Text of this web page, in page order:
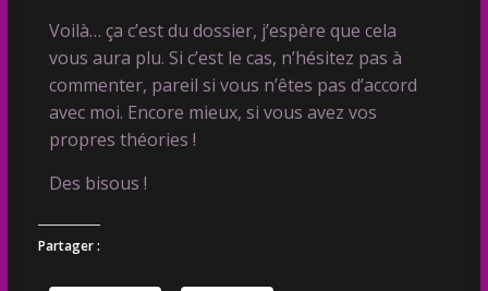
Voilà… ça c’est du dossier, j’espère que cela
vous aura plu. Si c’est le cas, n’hésitez pas à
commenter, pareil si vous n’êtes pas d’accord
avec moi. Encore mieux, si vous avez vos
propres théories !
Des bisous !
Partager :